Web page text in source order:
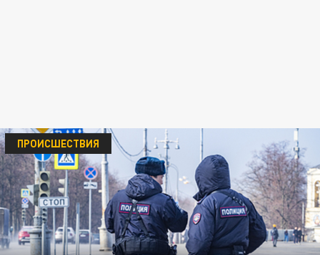
ПРОИСШЕСТВИЯ